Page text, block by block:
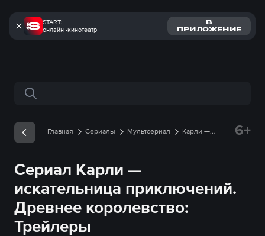
START:
онлайн -кинотеатр
В
ПРИЛОЖЕНИЕ
Поиск по сайту
Главная Сериалы Мультсериал
Карли —
6+
Сериал Карли —
искательница приключений.
Древнее королевство:
Трейлеры